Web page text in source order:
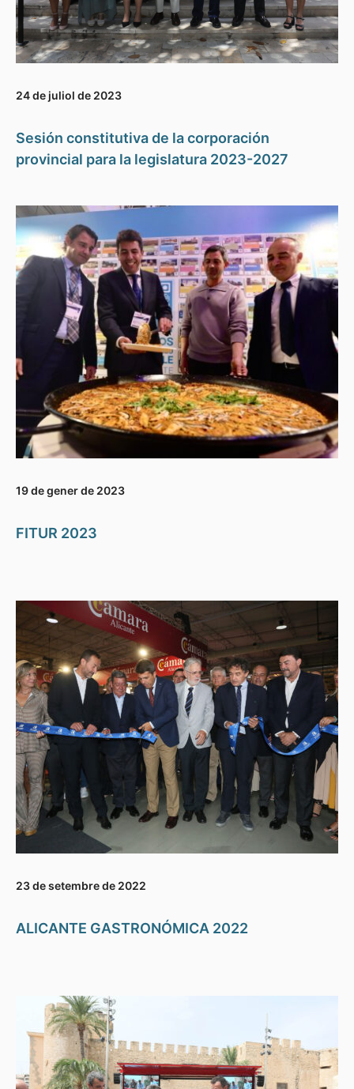
24 de juliol de 2023
Sesión constitutiva de la corporación
provincial para la legislatura 2023-2027
19 de gener de 2023
FITUR 2023
23 de setembre de 2022
ALICANTE GASTRONÓMICA 2022